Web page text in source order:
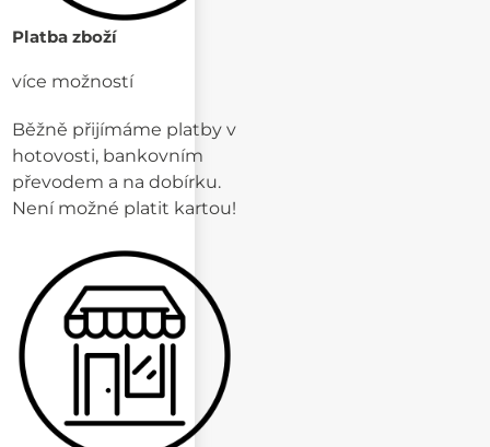
Platba zboží
více možností
Běžně přijímáme platby v
hotovosti, bankovním
převodem a na dobírku.
Není možné platit kartou!